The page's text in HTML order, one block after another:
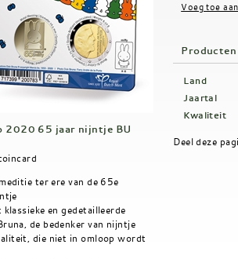
2020 65 jaar nijntje BU
ter ere van de 65e
en gedetailleerde
de bedenker van nijntje
die niet in omloop wordt
Land
Jaartal
Kwaliteit
Deel deze